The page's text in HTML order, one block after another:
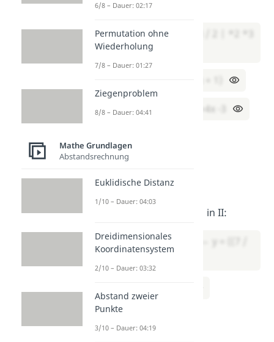
Setze I und II gleich:
(13 – 2x) / 3 = (1 + x) / 2 | *2 *3
⇔ 26 – 4x = 3x + 3 |+4x -3
​
​ in II​:
y = (1 + (23 / 7)) / 2 ⇔ y = ((7 /
⇔ y = 30 / 14
6/8 – Dauer: 02:17
Permutation ohne
Wiederholung
7/8 – Dauer: 01:27
Ziegenproblem
8/8 – Dauer: 04:41
Mathe Grundlagen
Abstandsrechnung
Euklidische Distanz
1/10 – Dauer: 04:03
Dreidimensionales
Koordinatensystem
2/10 – Dauer: 03:32
Abstand zweier
Punkte
3/10 – Dauer: 04:19